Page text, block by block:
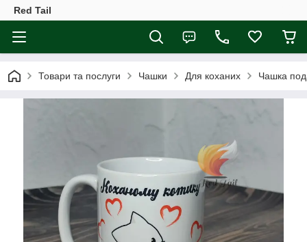
Red Tail
Товари та послуги Чашки Для коханих Чашка